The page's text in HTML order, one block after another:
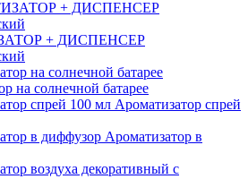
+ ДИСПЕНСЕР
на солнечной батарее
Ароматизатор спрей
Ароматизатор в